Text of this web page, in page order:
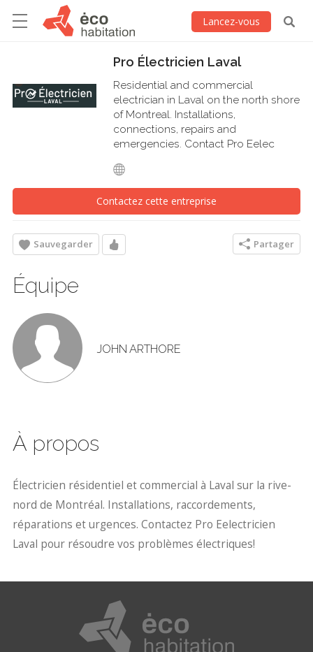
Lancez-vous
Pro Électricien Laval
Residential and commercial
electrician in Laval on the north shore
of Montreal. Installations,
connections, repairs and
emergencies. Contact Pro Eelec
Contactez cette entreprise
Sauvegarder Partager
Équipe
JOHN ARTHORE
À propos
Électricien résidentiel et commercial à Laval sur la rive-
nord de Montréal. Installations, raccordements,
réparations et urgences. Contactez Pro Eelectricien
Laval pour résoudre vos problèmes électriques!